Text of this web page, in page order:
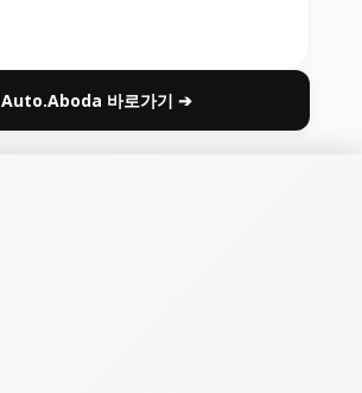
Auto.Aboda 바로가기 ➔